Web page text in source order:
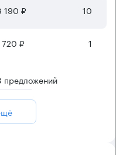
190 ₽ 10
720 ₽ 1
предложений